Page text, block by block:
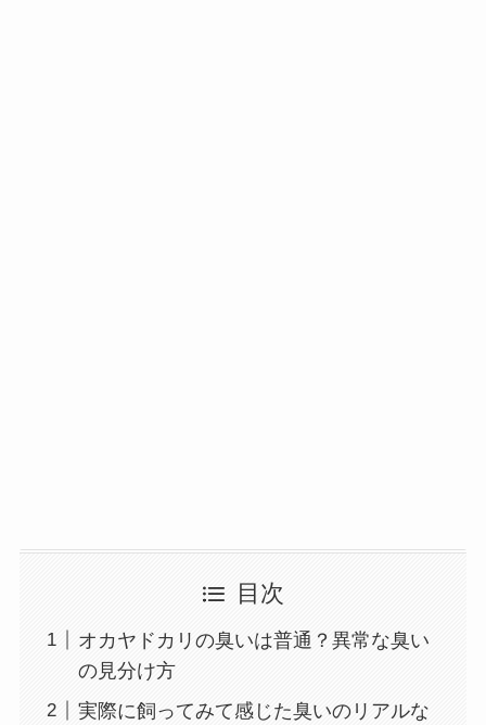
目次
オカヤドカリの臭いは普通？異常な臭い
の見分け方
実際に飼ってみて感じた臭いのリアルな